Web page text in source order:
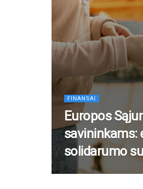
FINANSAI
Europos
savininkams:
solidarumo